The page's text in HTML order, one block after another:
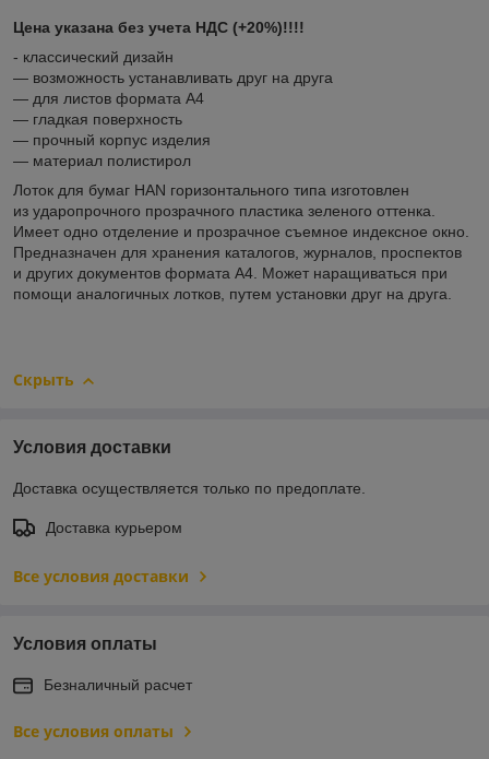
Цена указана без учета НДС (+20%)!!!!
- классический дизайн
― возможность устанавливать друг на друга
― для листов формата А4
― гладкая поверхность
― прочный корпус изделия
― материал полистирол
Лоток для бумаг HAN горизонтального типа изготовлен
из ударопрочного прозрачного пластика зеленого оттенка.
Имеет одно отделение и прозрачное съемное индексное окно.
Предназначен для хранения каталогов, журналов, проспектов
и других документов формата А4. Может наращиваться при
помощи аналогичных лотков, путем установки друг на друга.
Скрыть
Условия доставки
Доставка осуществляется только по предоплате.
Доставка курьером
Все условия доставки
Условия оплаты
Безналичный расчет
Все условия оплаты